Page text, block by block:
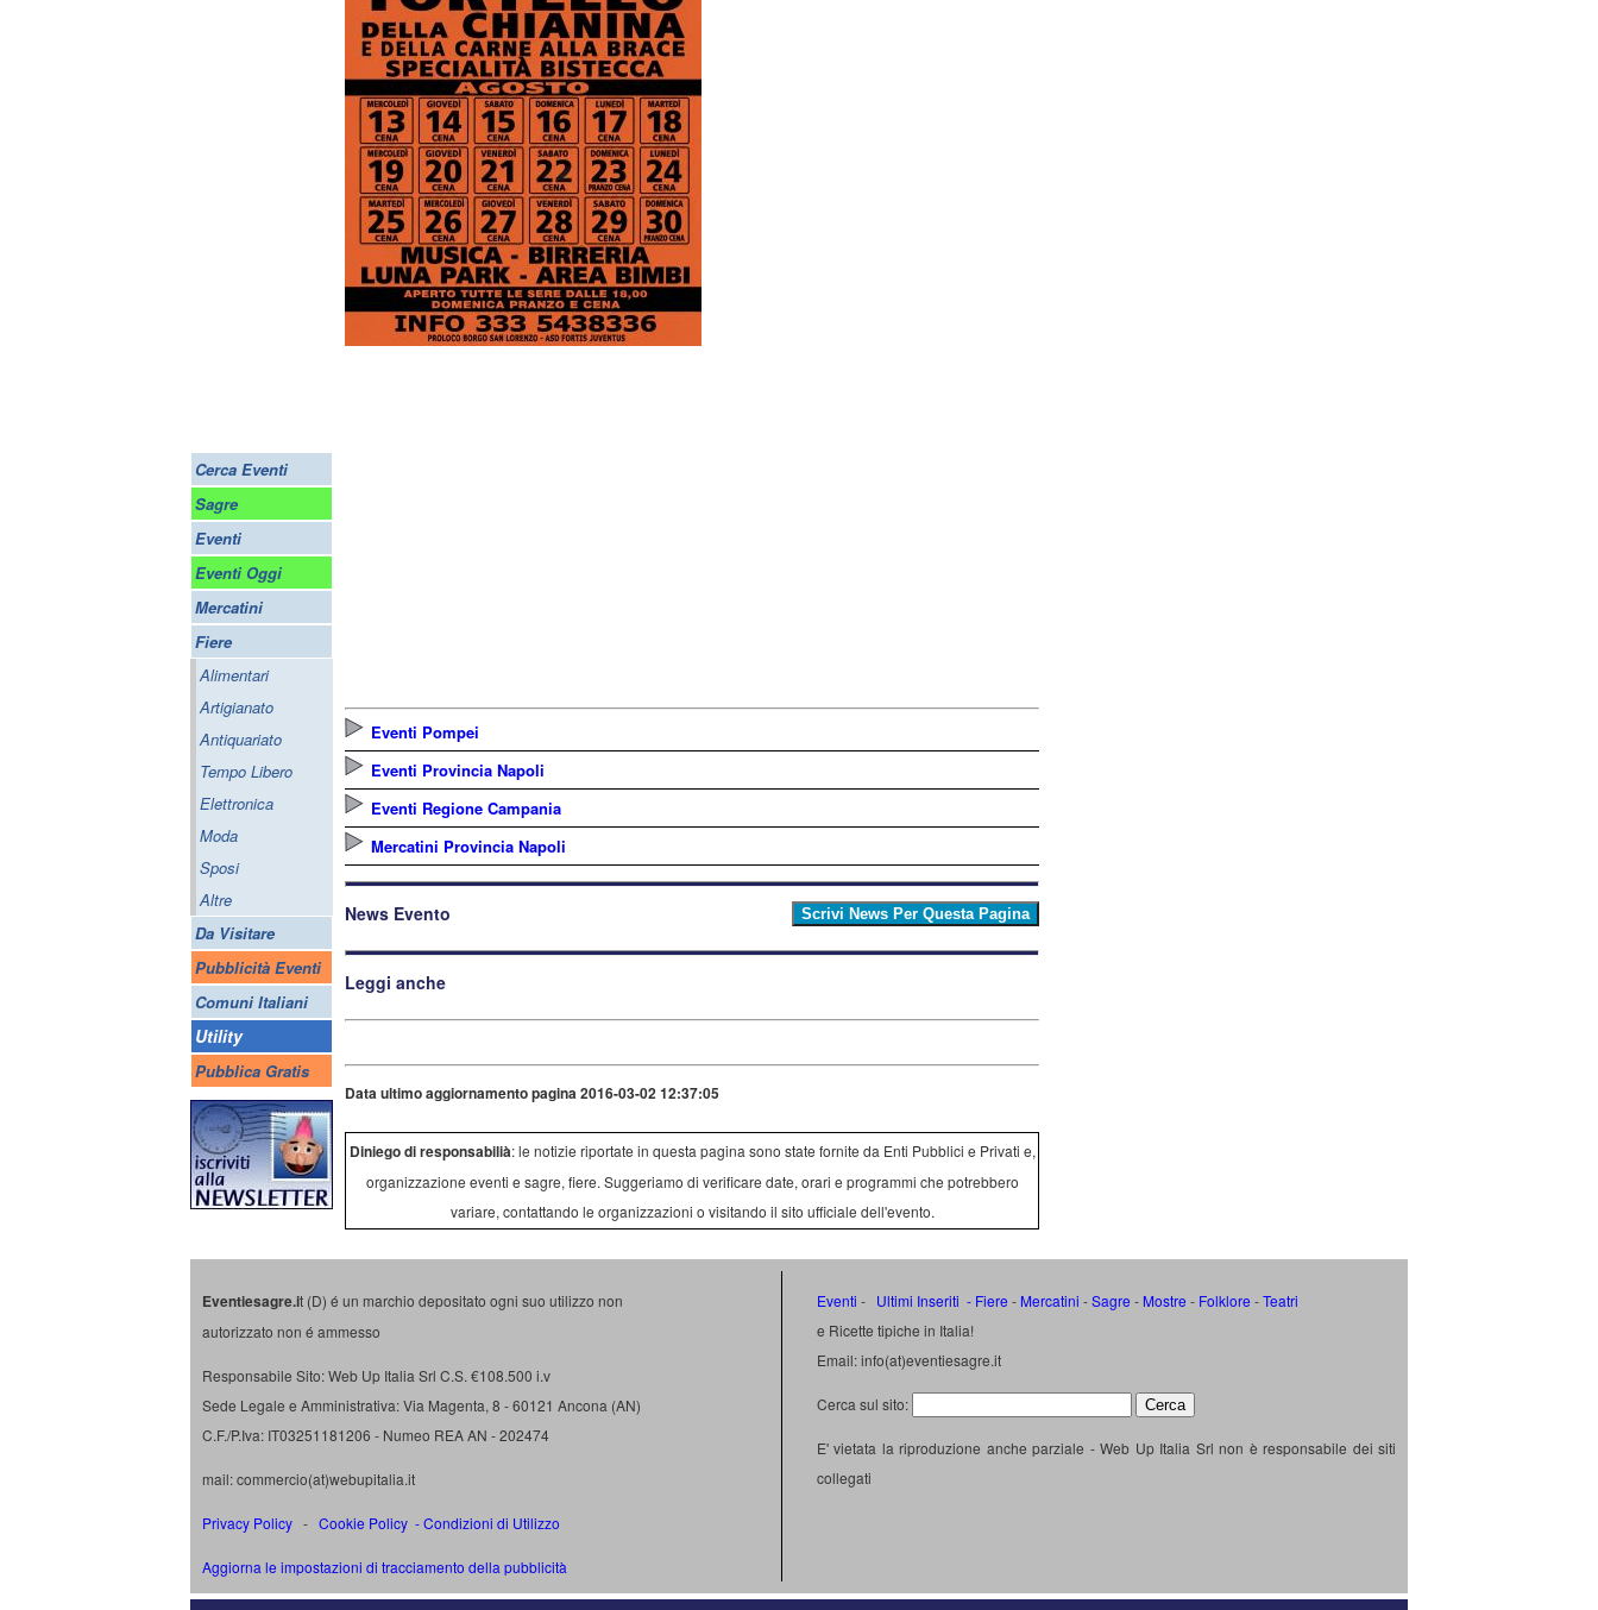
Cerca Eventi
Sagre
Eventi
Eventi Oggi
Mercatini
Fiere
Alimentari
Artigianato
Antiquariato
Tempo Libero
Elettronica
Moda
Sposi
Altre
Da Visitare
Pubblicità Eventi
Comuni Italiani
Utility
Pubblica Gratis
Eventi Pompei
Eventi Provincia Napoli
Eventi Regione Campania
Mercatini Provincia Napoli
News Evento
Leggi anche
Data ultimo aggiornamento pagina 2016-03-02 12:37:05
Diniego di responsabilià: le notizie riportate in questa pagina sono state fornite da Enti Pubblici e Privati e,
organizzazione eventi e sagre, fiere. Suggeriamo di verificare date, orari e programmi che potrebbero
variare, contattando le organizzazioni o visitando il sito ufficiale dell'evento.
Eventiesagre.it (D) é un marchio depositato ogni suo utilizzo non
autorizzato non é ammesso
Responsabile Sito: Web Up Italia Srl C.S. €108.500 i.v
Sede Legale e Amministrativa: Via Magenta, 8 - 60121 Ancona (AN)
C.F./P.Iva: IT03251181206 - Numeo REA AN - 202474
mail: commercio(at)webupitalia.it
Privacy Policy - Cookie Policy -Condizioni di Utilizzo
Aggiorna le impostazioni di tracciamento della pubblicità
Eventi - Ultimi Inseriti - Fiere - Mercatini -Sagre - Mostre - Folklore -Teatri
e Ricette tipiche in Italia!
Email: info(at)eventiesagre.it
Cerca sul sito:
E' vietata la riproduzione anche parziale - Web Up Italia Srl non è responsabile dei siti
collegati